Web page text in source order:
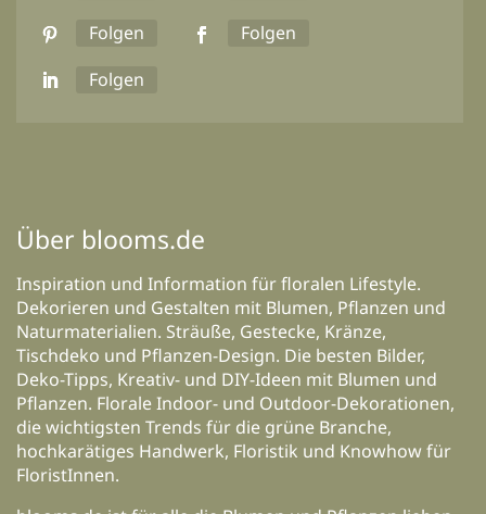
Folgen
Folgen
Folgen
Über blooms.de
Inspiration und Information für floralen Lifestyle.
Dekorieren und Gestalten mit Blumen, Pflanzen und
Naturmaterialien. Sträuße, Gestecke, Kränze,
Tischdeko und Pflanzen-Design. Die besten Bilder,
Deko-Tipps, Kreativ- und DIY-Ideen mit Blumen und
Pflanzen. Florale Indoor- und Outdoor-Dekorationen,
die wichtigsten Trends für die grüne Branche,
hochkarätiges Handwerk, Floristik und Knowhow für
FloristInnen.